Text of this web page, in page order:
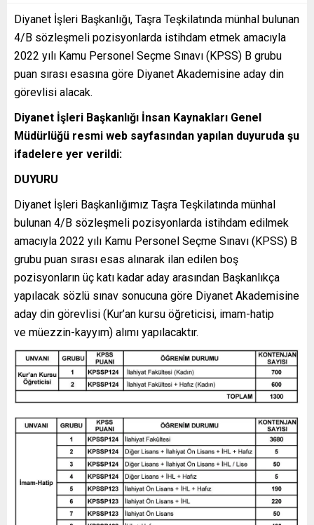
Diyanet İşleri Başkanlığı, Taşra Teşkilatında münhal bulunan
4/B sözleşmeli pozisyonlarda istihdam etmek amacıyla
2022 yılı Kamu Personel Seçme Sınavı (KPSS) B grubu
puan sırası esasına göre Diyanet Akademisine aday din
görevlisi alacak.
Diyanet İşleri Başkanlığı İnsan Kaynakları Genel
Müdürlüğü resmi web sayfasından yapılan duyuruda şu
ifadelere yer verildi:
DUYURU
Diyanet İşleri Başkanlığımız Taşra Teşkilatında münhal
bulunan 4/B sözleşmeli pozisyonlarda istihdam edilmek
amacıyla 2022 yılı Kamu Personel Seçme Sınavı (KPSS) B
grubu puan sırası esas alınarak ilan edilen boş
pozisyonların üç katı kadar aday arasından Başkanlıkça
yapılacak sözlü sınav sonucuna göre Diyanet Akademisine
aday din görevlisi (Kur’an kursu öğreticisi, imam-hatip
ve müezzin-kayyım) alımı yapılacaktır.